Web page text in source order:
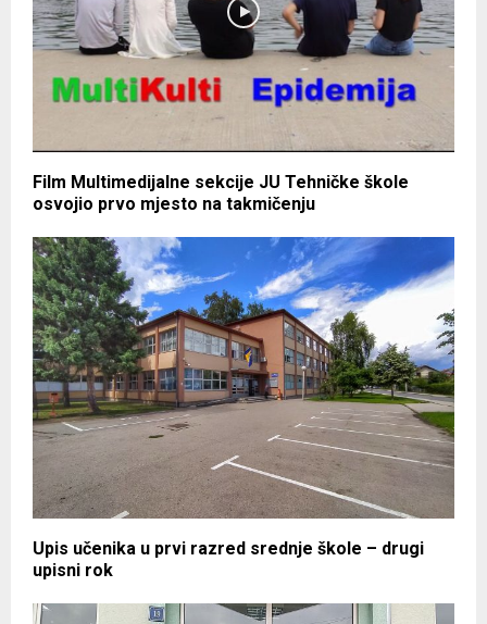
Film Multimedijalne sekcije JU Tehničke škole
osvojio prvo mjesto na takmičenju
Upis učenika u prvi razred srednje škole – drugi
upisni rok